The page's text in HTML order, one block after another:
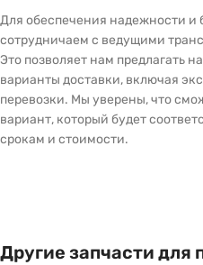
Для обеспечения надежности и
сотрудничаем с ведущими
Это позволяет нам предлагать
варианты доставки, включая
перевозки. Мы уверены, что
вариант, который будет
срокам и стоимости.
Другие запчасти для